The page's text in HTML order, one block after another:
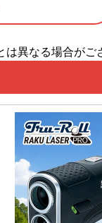
異なる場合がご